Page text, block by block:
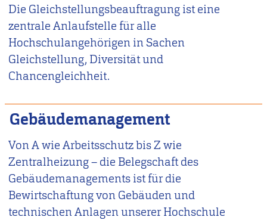
Die Gleichstellungsbeauftragung ist eine
zentrale Anlaufstelle für alle
Hochschulangehörigen in Sachen
Gleichstellung, Diversität und
Chancengleichheit.
Gebäudemanagement
Von A wie Arbeitsschutz bis Z wie
Zentralheizung – die Belegschaft des
Gebäudemanagements ist für die
Bewirtschaftung von Gebäuden und
technischen Anlagen unserer Hochschule